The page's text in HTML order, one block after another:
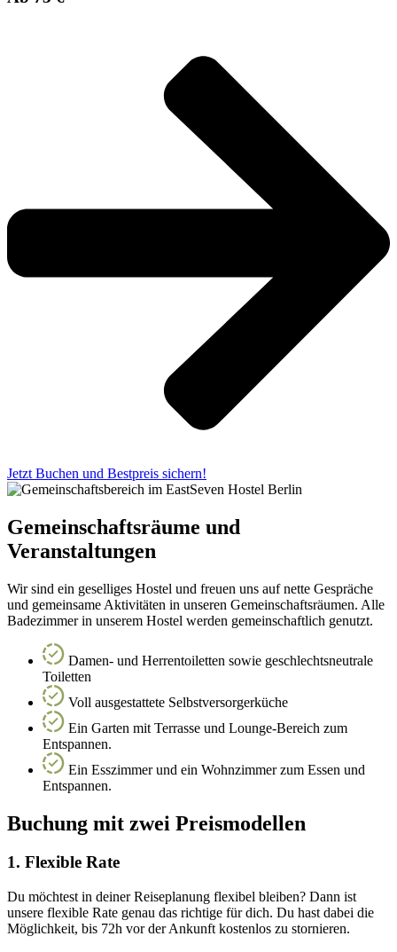
Jetzt Buchen und Bestpreis sichern!
Gemeinschafts­räume und
Veranstaltungen
Wir sind ein geselliges Hostel und freuen uns auf nette Gespräche
und gemeinsame Aktivitäten in unseren Gemeinschaftsräumen. Alle
Badezimmer in unserem Hostel werden gemeinschaftlich genutzt.
Damen- und Herrentoiletten sowie geschlechtsneutrale
Toiletten
Voll ausgestattete Selbstversorgerküche
Ein Garten mit Terrasse und Lounge-Bereich zum
Entspannen.
Ein Esszimmer und ein Wohnzimmer zum Essen und
Entspannen.
Buchung mit zwei Preismodellen
1. Flexible Rate
Du möchtest in deiner Reiseplanung flexibel bleiben? Dann ist
unsere flexible Rate genau das richtige für dich. Du hast dabei die
Möglichkeit, bis 72h vor der Ankunft kostenlos zu stornieren.